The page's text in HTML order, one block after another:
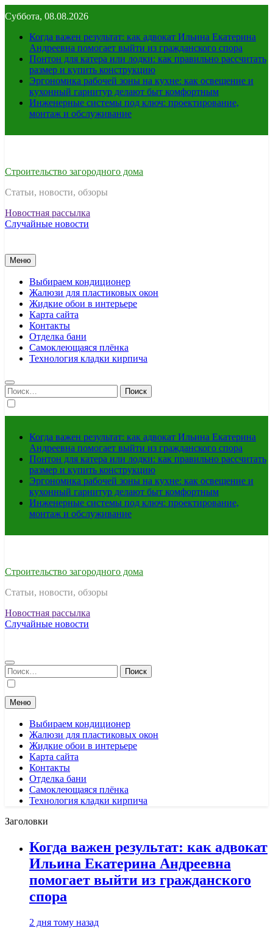
к
содержимому
Суббота, 08.08.2026
Когда важен результат: как адвокат Ильина Екатерина
Андреевна помогает выйти из гражданского спора
Понтон для катера или лодки: как правильно рассчитать
размер и купить конструкцию
Эргономика рабочей зоны на кухне: как освещение и
кухонный гарнитур делают быт комфортным
Инженерные системы под ключ: проектирование,
монтаж и обслуживание
Строительство загородного дома
Статьи, новости, обзоры
Новостная рассылка
Случайные новости
Меню
Выбираем кондиционер
Жалюзи для пластиковых окон
Жидкие обои в интерьере
Карта сайта
Контакты
Отделка бани
Самоклеющаяся плёнка
Технология кладки кирпича
Найти:
Когда важен результат: как адвокат Ильина Екатерина
Андреевна помогает выйти из гражданского спора
Понтон для катера или лодки: как правильно рассчитать
размер и купить конструкцию
Эргономика рабочей зоны на кухне: как освещение и
кухонный гарнитур делают быт комфортным
Инженерные системы под ключ: проектирование,
монтаж и обслуживание
Строительство загородного дома
Статьи, новости, обзоры
Новостная рассылка
Случайные новости
Найти:
Меню
Выбираем кондиционер
Жалюзи для пластиковых окон
Жидкие обои в интерьере
Карта сайта
Контакты
Отделка бани
Самоклеющаяся плёнка
Технология кладки кирпича
Заголовки
Когда важен результат: как адвокат
Ильина Екатерина Андреевна
помогает выйти из гражданского
спора
2 дня тому назад